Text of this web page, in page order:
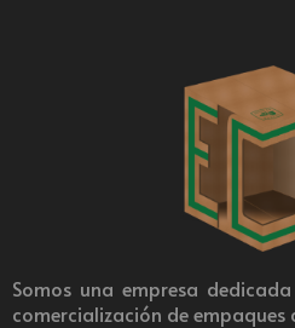
Somos una empresa
comercialización de